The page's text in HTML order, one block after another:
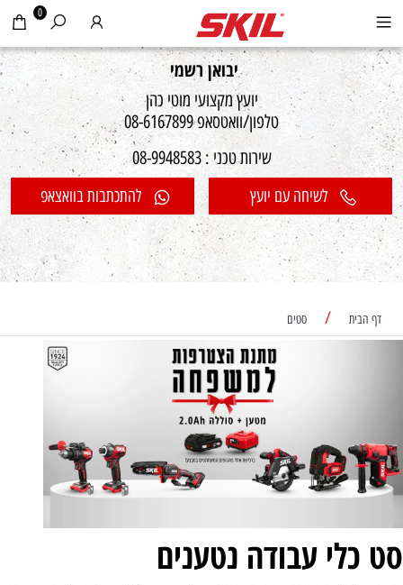
יבואן רשמי
יועץ מקצועי מוטי כהן
טלפון/וואטסאפ 08-6167899
שירות טכני : 08-9948583
לשיחה עם יועץ להתכתבות בוואצאפ
0
דף הבית / סטים
סט כלי עבודה נטענים